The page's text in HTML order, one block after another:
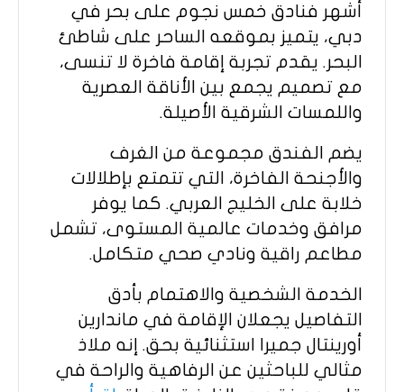
أشهر فنادق خمس نجوم على بحر في
دبي، يتميز بموقعه الساحر على شاطئ
البحر. يقدم تجربة إقامة فاخرة لا تنسى،
مع تصميم يجمع بين الأناقة العصرية
واللمسات الشرقية الأصيلة.
يضم الفندق مجموعة من الغرف
والأجنحة الفاخرة، التي تتمتع بإطلالات
خلابة على الخليج العربي. كما يوفر
مرافق وخدمات عالمية المستوى، تشمل
مطاعم راقية ونادي صحي متكامل.
الخدمة الشخصية والاهتمام بأدق
التفاصيل يجعلان الإقامة في ماندارين
أورينتال جميرا استثنائية بحق. إنه ملاذ
مثالي للباحثين عن الرفاهية والراحة في